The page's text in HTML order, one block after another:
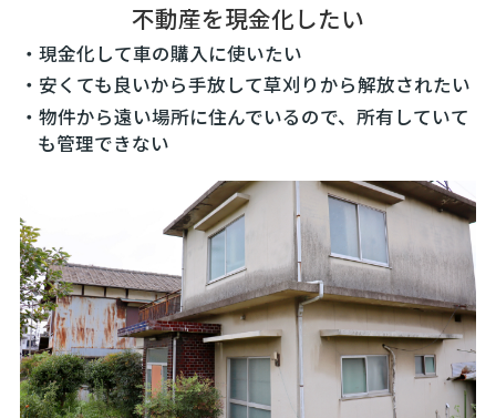
不動産を現金化したい
・現金化して車の購入に使いたい
・安くても良いから手放して草刈りから解放されたい
・物件から遠い場所に住んでいるので、所有していて
も管理できない